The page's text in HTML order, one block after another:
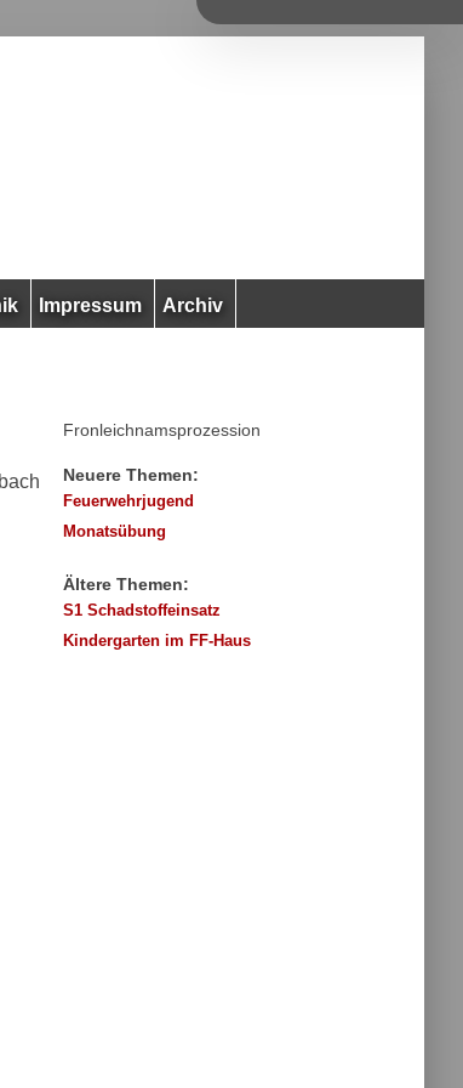
Impressum Archiv
Fronleichnamsprozession
Neuere Themen:
Feuerwehrjugend
Monatsübung
Ältere Themen:
S1 Schadstoffeinsatz
Kindergarten im FF-Haus